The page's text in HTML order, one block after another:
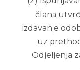
člana
izdavanje
uz
Odjeljenja